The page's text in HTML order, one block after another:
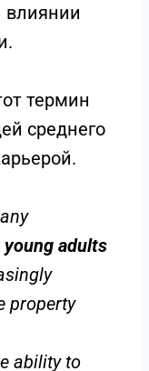
влиянии
термин
среднего
young adults
property
ability to